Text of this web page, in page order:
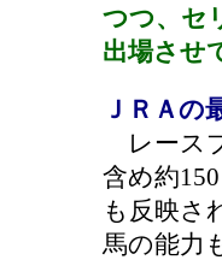
つつ、セ
出場させ
ＪＲＡの
レース
含め約
も反映さ
馬の能力